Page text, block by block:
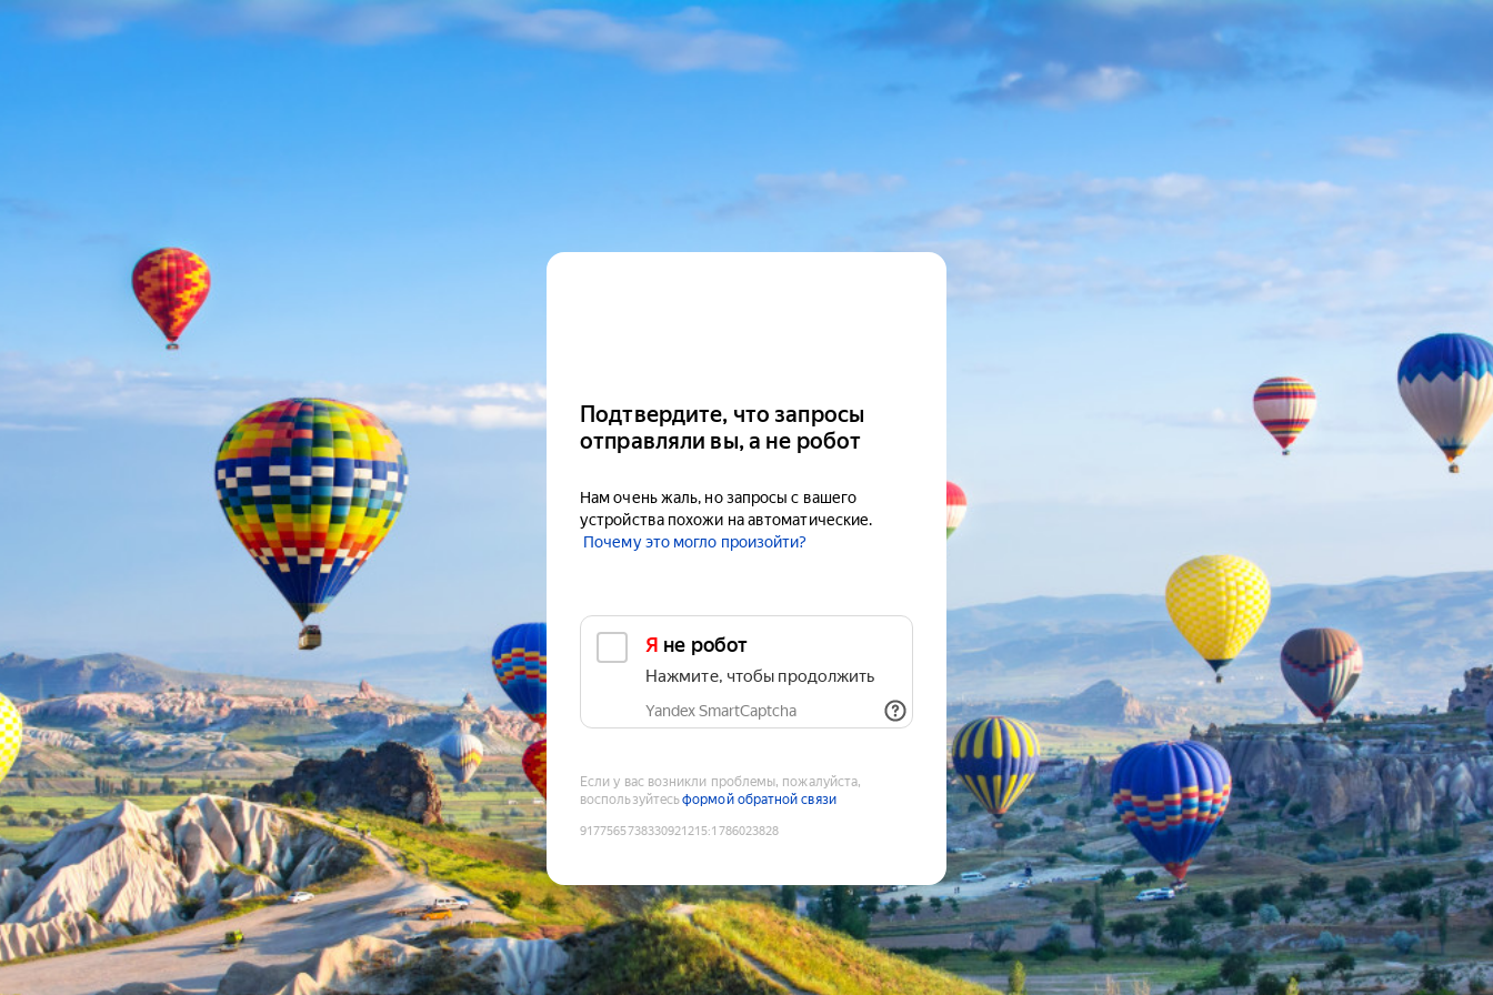
Подтвердите, что запросы
отправляли вы, а не робот
Нам очень жаль, но запросы с вашего
устройства похожи на автоматические.
Почему это могло произойти?
Я не робот
Нажмите, чтобы продолжить
Yandex SmartCaptcha
Если у вас возникли проблемы, пожалуйста,
воспользуйтесьформой обратной связи
9177565738330921215:1786023828